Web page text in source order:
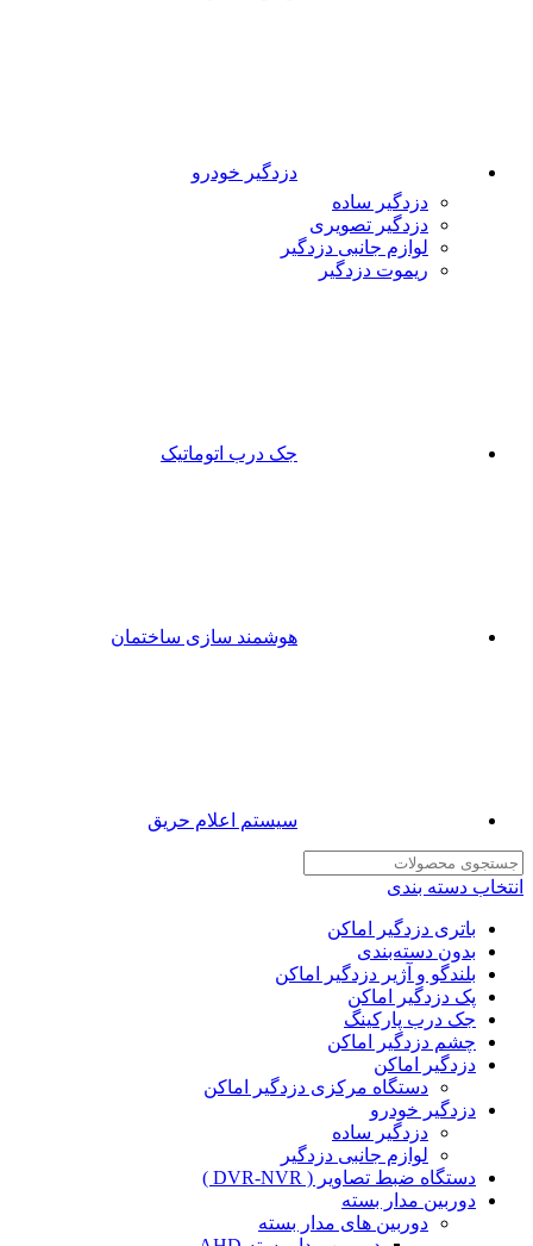
دزدگیر خودرو
دزدگیر ساده
دزدگیر تصویری
لوازم جانبی دزدگیر
ریموت دزدگیر
جک درب اتوماتیک
هوشمند سازی ساختمان
سیستم اعلام حریق
انتخاب دسته بندی
باتری دزدگیر اماکن
بدون دسته‌بندی
بلندگو و آژیر دزدگیر اماکن
پک دزدگیر اماکن
جک درب پارکینگ
چشم دزدگیر اماکن
دزدگیر اماکن
دستگاه مرکزی دزدگیر اماکن
دزدگیر خودرو
دزدگیر ساده
لوازم جانبی دزدگیر
دستگاه ضبط تصاویر ( DVR-NVR )
دوربین مدار بسته
دوربین های مدار بسته